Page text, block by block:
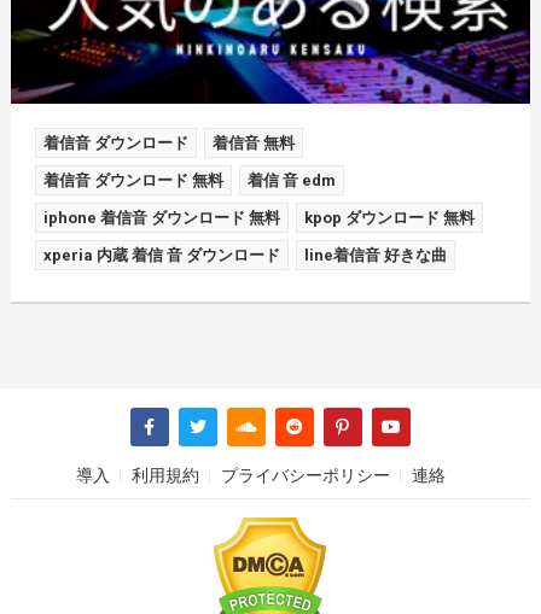
着信音 ダウンロード 着信音 無料
着信音 ダウンロード 無料 着信 音 edm
iphone 着信音 ダウンロード 無料 kpop ダウンロード 無料
xperia 内蔵 着信 音 ダウンロード line着信音 好きな曲
導入 利用規約 プライバシーポリシー 連絡